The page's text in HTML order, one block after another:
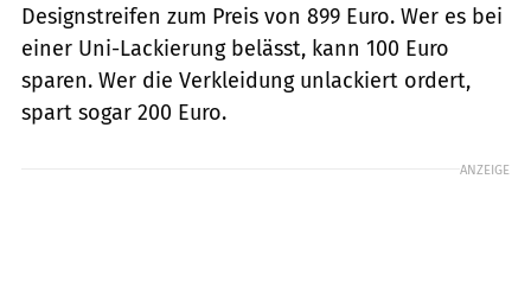
Designstreifen zum Preis von 899 Euro. Wer es bei
einer Uni-Lackierung belässt, kann 100 Euro
sparen. Wer die Verkleidung unlackiert ordert,
spart sogar 200 Euro.
ANZEIGE